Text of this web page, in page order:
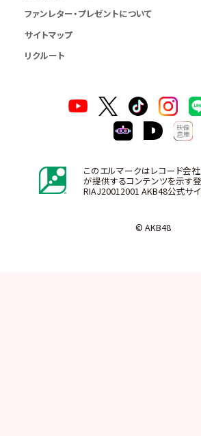
ファンレター・プレゼントについて
サイトマップ
リクルート
このエルマークはレコード会
が提供するコンテンツを示す登
RIAJ20012001 AKB48公式サ
© AKB48